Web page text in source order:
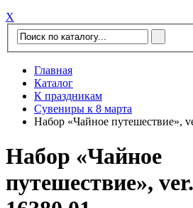
Х
Главная
Каталог
К праздникам
Сувениры к 8 марта
Набор «Чайное путешествие»,
Набор «Чайное
путешествие»,